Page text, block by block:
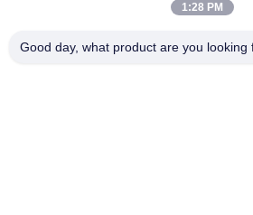
1:28 PM
Good day, what product are you looking